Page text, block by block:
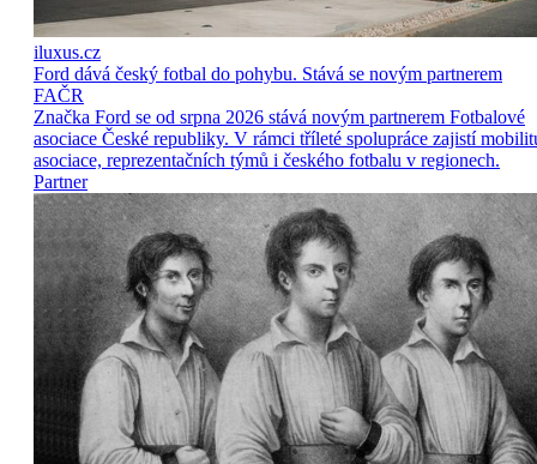
iluxus.cz
Ford dává český fotbal do pohybu. Stává se novým partnerem
FAČR
Značka Ford se od srpna 2026 stává novým partnerem Fotbalové
asociace České republiky. V rámci tříleté spolupráce zajistí
asociace, reprezentačních týmů i českého fotbalu v regionech.
Partner